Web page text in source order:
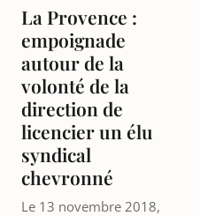
La Provence :
empoignade
autour de la
volonté de la
direction de
licencier un élu
syndical
chevronné
Le 13 novembre 2018,